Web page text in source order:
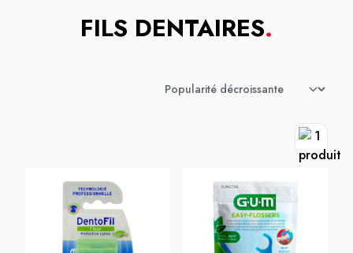
FILS DENTAIRES.